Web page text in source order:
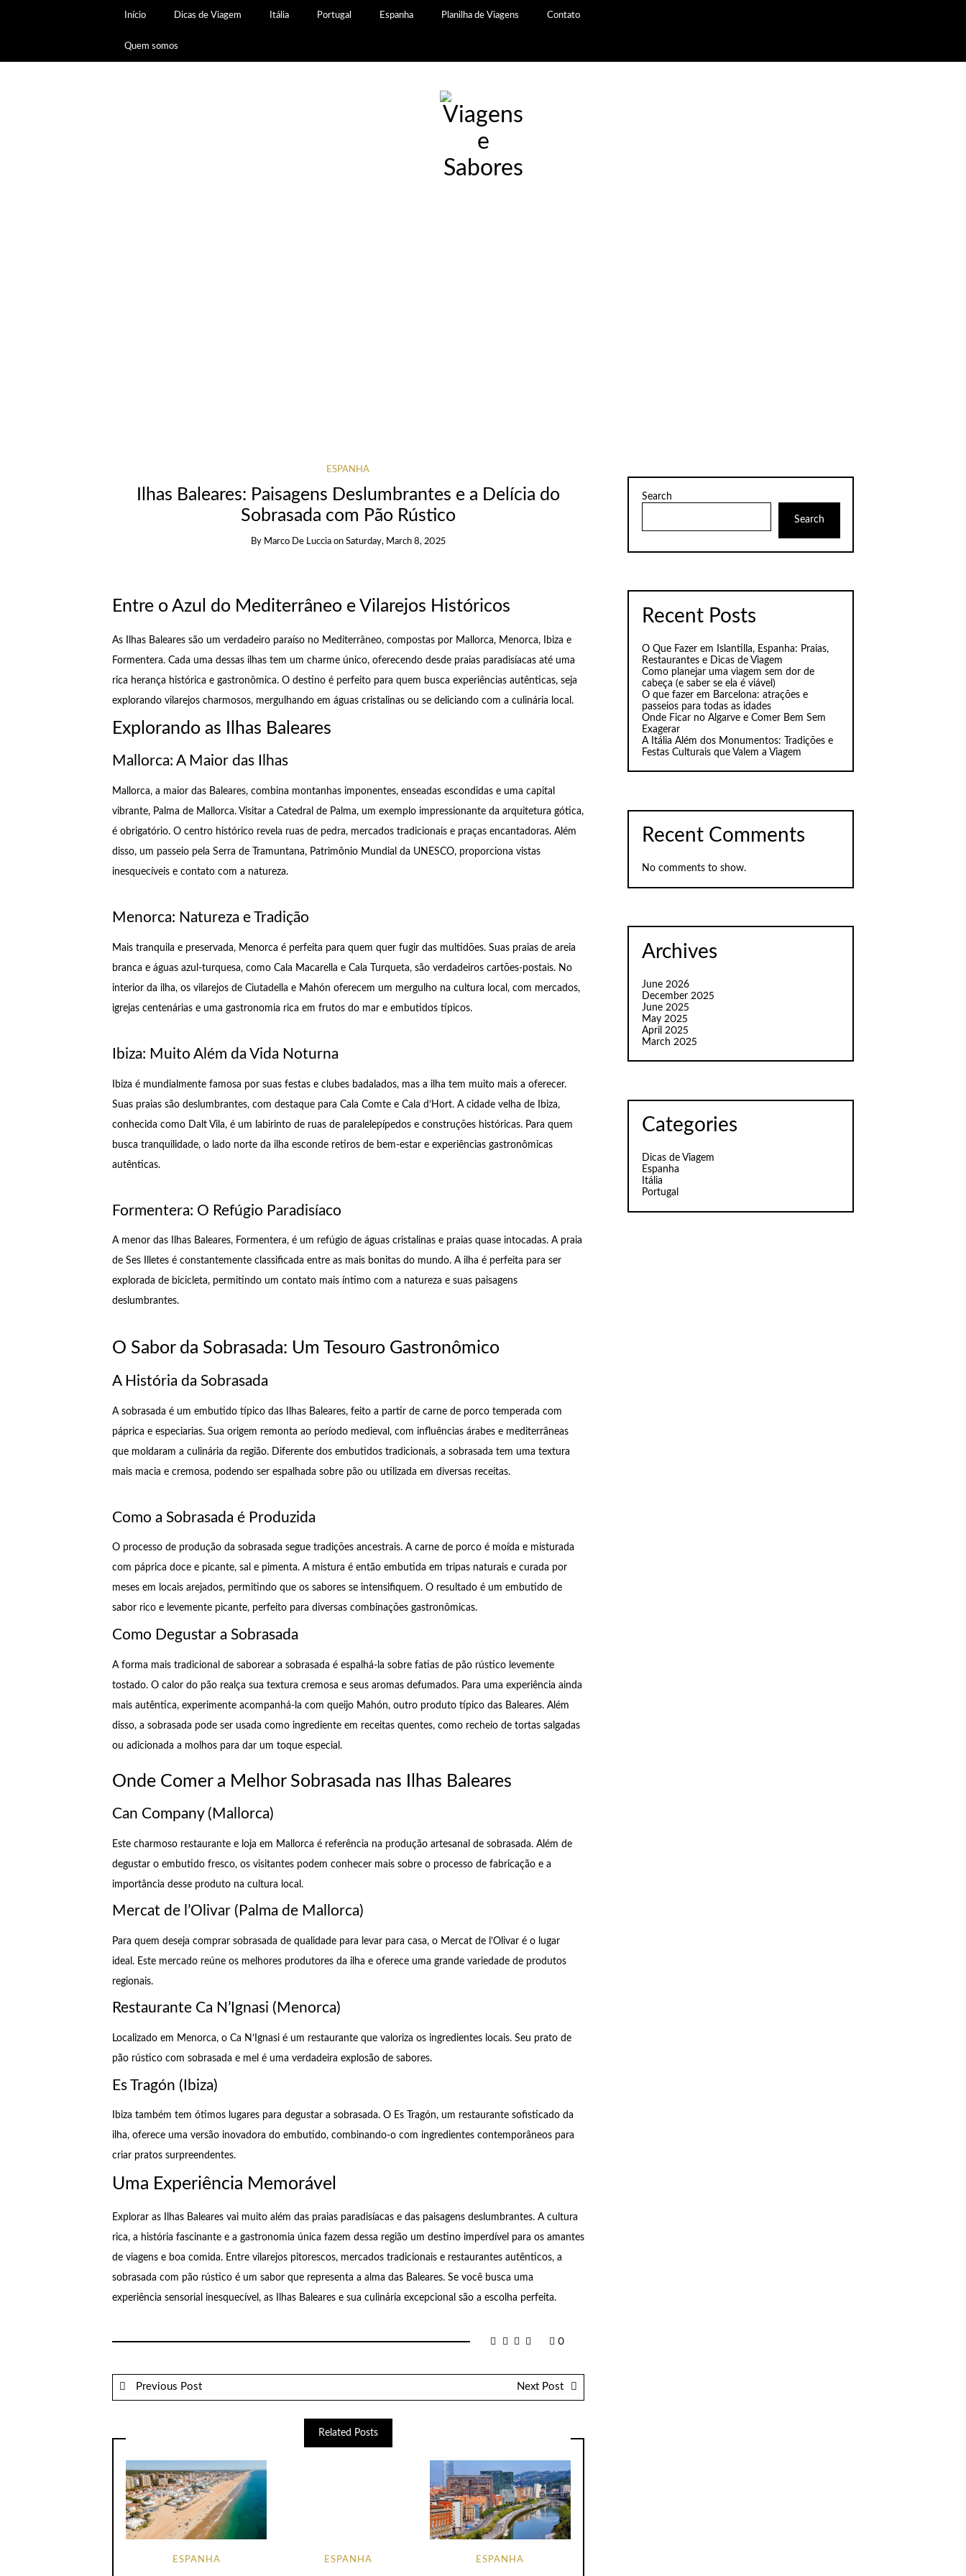
Início Dicas de Viagem Itália Portugal Espanha Planilha de Viagens Contato
Quem somos
ESPANHA
Ilhas Baleares: Paisagens Deslumbrantes e a Delícia do
Sobrasada com Pão Rústico
By Marco De Luccia on Saturday, March 8, 2025
Entre o Azul do Mediterrâneo e Vilarejos Históricos
As Ilhas Baleares são um verdadeiro paraíso no Mediterrâneo, compostas por Mallorca, Menorca, Ibiza e
Formentera. Cada uma dessas ilhas tem um charme único, oferecendo desde praias paradisíacas até uma
rica herança histórica e gastronômica. O destino é perfeito para quem busca experiências autênticas, seja
explorando vilarejos charmosos, mergulhando em águas cristalinas ou se deliciando com a culinária local.
Explorando as Ilhas Baleares
Mallorca: A Maior das Ilhas
Mallorca, a maior das Baleares, combina montanhas imponentes, enseadas escondidas e uma capital
vibrante, Palma de Mallorca. Visitar a Catedral de Palma, um exemplo impressionante da arquitetura gótica,
é obrigatório. O centro histórico revela ruas de pedra, mercados tradicionais e praças encantadoras. Além
disso, um passeio pela Serra de Tramuntana, Patrimônio Mundial da UNESCO, proporciona vistas
inesquecíveis e contato com a natureza.
Menorca: Natureza e Tradição
Mais tranquila e preservada, Menorca é perfeita para quem quer fugir das multidões. Suas praias de areia
branca e águas azul-turquesa, como Cala Macarella e Cala Turqueta, são verdadeiros cartões-postais. No
interior da ilha, os vilarejos de Ciutadella e Mahón oferecem um mergulho na cultura local, com mercados,
igrejas centenárias e uma gastronomia rica em frutos do mar e embutidos típicos.
Ibiza: Muito Além da Vida Noturna
Ibiza é mundialmente famosa por suas festas e clubes badalados, mas a ilha tem muito mais a oferecer.
Suas praias são deslumbrantes, com destaque para Cala Comte e Cala d’Hort. A cidade velha de Ibiza,
conhecida como Dalt Vila, é um labirinto de ruas de paralelepípedos e construções históricas. Para quem
busca tranquilidade, o lado norte da ilha esconde retiros de bem-estar e experiências gastronômicas
autênticas.
Formentera: O Refúgio Paradisíaco
A menor das Ilhas Baleares, Formentera, é um refúgio de águas cristalinas e praias quase intocadas. A praia
de Ses Illetes é constantemente classificada entre as mais bonitas do mundo. A ilha é perfeita para ser
explorada de bicicleta, permitindo um contato mais íntimo com a natureza e suas paisagens
deslumbrantes.
O Sabor da Sobrasada: Um Tesouro Gastronômico
A História da Sobrasada
A sobrasada é um embutido típico das Ilhas Baleares, feito a partir de carne de porco temperada com
páprica e especiarias. Sua origem remonta ao período medieval, com influências árabes e mediterrâneas
que moldaram a culinária da região. Diferente dos embutidos tradicionais, a sobrasada tem uma textura
mais macia e cremosa, podendo ser espalhada sobre pão ou utilizada em diversas receitas.
Como a Sobrasada é Produzida
O processo de produção da sobrasada segue tradições ancestrais. A carne de porco é moída e misturada
com páprica doce e picante, sal e pimenta. A mistura é então embutida em tripas naturais e curada por
meses em locais arejados, permitindo que os sabores se intensifiquem. O resultado é um embutido de
sabor rico e levemente picante, perfeito para diversas combinações gastronômicas.
Como Degustar a Sobrasada
A forma mais tradicional de saborear a sobrasada é espalhá-la sobre fatias de pão rústico levemente
tostado. O calor do pão realça sua textura cremosa e seus aromas defumados. Para uma experiência ainda
mais autêntica, experimente acompanhá-la com queijo Mahón, outro produto típico das Baleares. Além
disso, a sobrasada pode ser usada como ingrediente em receitas quentes, como recheio de tortas salgadas
ou adicionada a molhos para dar um toque especial.
Onde Comer a Melhor Sobrasada nas Ilhas Baleares
Can Company (Mallorca)
Este charmoso restaurante e loja em Mallorca é referência na produção artesanal de sobrasada. Além de
degustar o embutido fresco, os visitantes podem conhecer mais sobre o processo de fabricação e a
importância desse produto na cultura local.
Mercat de l’Olivar (Palma de Mallorca)
Para quem deseja comprar sobrasada de qualidade para levar para casa, o Mercat de l’Olivar é o lugar
ideal. Este mercado reúne os melhores produtores da ilha e oferece uma grande variedade de produtos
regionais.
Restaurante Ca N’Ignasi (Menorca)
Localizado em Menorca, o Ca N’Ignasi é um restaurante que valoriza os ingredientes locais. Seu prato de
pão rústico com sobrasada e mel é uma verdadeira explosão de sabores.
Es Tragón (Ibiza)
Ibiza também tem ótimos lugares para degustar a sobrasada. O Es Tragón, um restaurante sofisticado da
ilha, oferece uma versão inovadora do embutido, combinando-o com ingredientes contemporâneos para
criar pratos surpreendentes.
Uma Experiência Memorável
Explorar as Ilhas Baleares vai muito além das praias paradisíacas e das paisagens deslumbrantes. A cultura
rica, a história fascinante e a gastronomia única fazem dessa região um destino imperdível para os amantes
de viagens e boa comida. Entre vilarejos pitorescos, mercados tradicionais e restaurantes autênticos, a
sobrasada com pão rústico é um sabor que representa a alma das Baleares. Se você busca uma
experiência sensorial inesquecível, as Ilhas Baleares e sua culinária excepcional são a escolha perfeita.
0
Previous Post Next Post
Related Posts
ESPANHA ESPANHA ESPANHA
Search
Search
Recent Posts
O Que Fazer em Islantilla, Espanha: Praias,
Restaurantes e Dicas de Viagem
Como planejar uma viagem sem dor de
cabeça (e saber se ela é viável)
O que fazer em Barcelona: atrações e
passeios para todas as idades
Onde Ficar no Algarve e Comer Bem Sem
Exagerar
A Itália Além dos Monumentos: Tradições e
Festas Culturais que Valem a Viagem
Recent Comments
No comments to show.
Archives
June 2026
December 2025
June 2025
May 2025
April 2025
March 2025
Categories
Dicas de Viagem
Espanha
Itália
Portugal